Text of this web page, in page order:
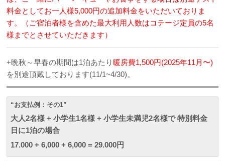
料金としてお一人様5,000円の追加料金をいただいておりま
す。（ご宿泊者様を含めた最大利用人数はコテージ定員の5名
様までとさせていただきます）
+晩秋～早春の期間は1泊あたり暖房費1,500円(2025年11月〜)
を別途頂戴しております(11/1~4/30)。
“お支払例：その1”
大人2名様 + 小学生1名様 + 小学生未満児2名様で 特別料金
日に1泊の場合
17.000 + 6,000 + 6,000 = 29.000円